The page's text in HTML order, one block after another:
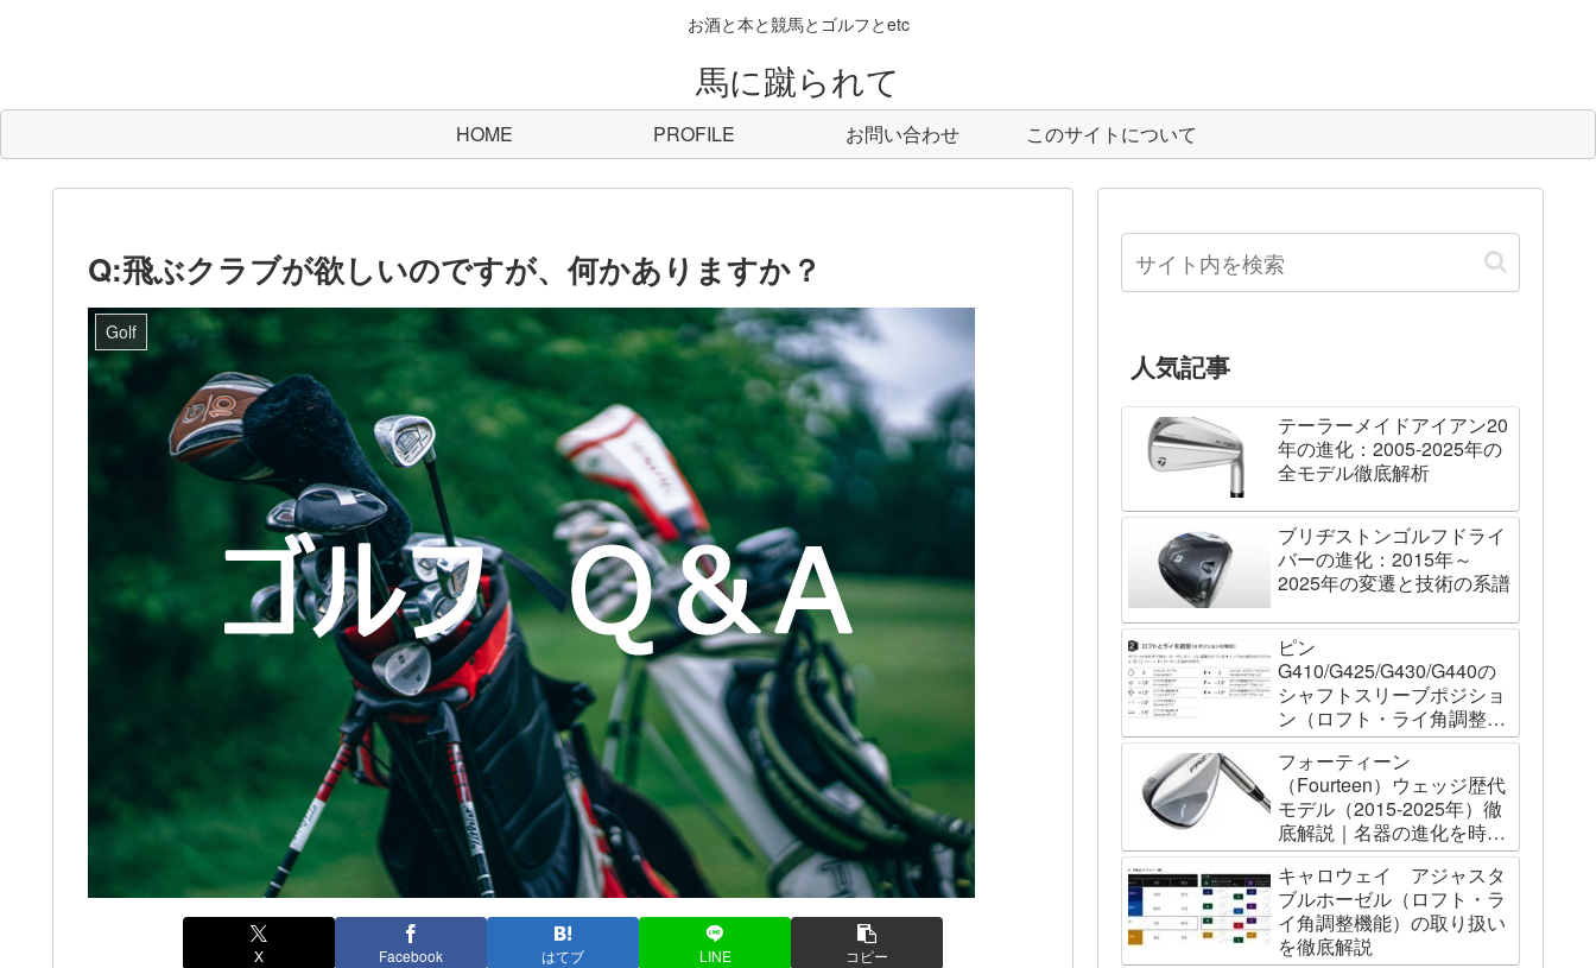
お酒と本と競馬とゴルフとetc
馬に蹴られて
HOME PROFILE お問い合わせ このサイトについて
Q:飛ぶクラブが欲しいのですが、何かありますか？
Golf
X Facebook はてブ LINE コピー
人気記事
テーラーメイドアイアン20
年の進化：2005-2025年の
全モデル徹底解析
ブリヂストンゴルフドライ
バーの進化：2015年～
2025年の変遷と技術の系譜
ピン
G410/G425/G430/G440の
シャフトスリーブポジショ
ン（ロフト・ライ角調整機
能）について
フォーティーン
（Fourteen）ウェッジ歴代
モデル（2015-2025年）徹
底解説｜名器の進化を時系
列で辿る
キャロウェイ アジャスタ
ブルホーゼル（ロフト・ラ
イ角調整機能）の取り扱い
を徹底解説